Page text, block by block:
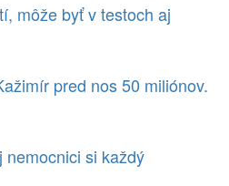
môže byť v testoch aj
pred nos 50 miliónov.
nemocnici si každý